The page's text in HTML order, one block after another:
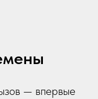
— впервые